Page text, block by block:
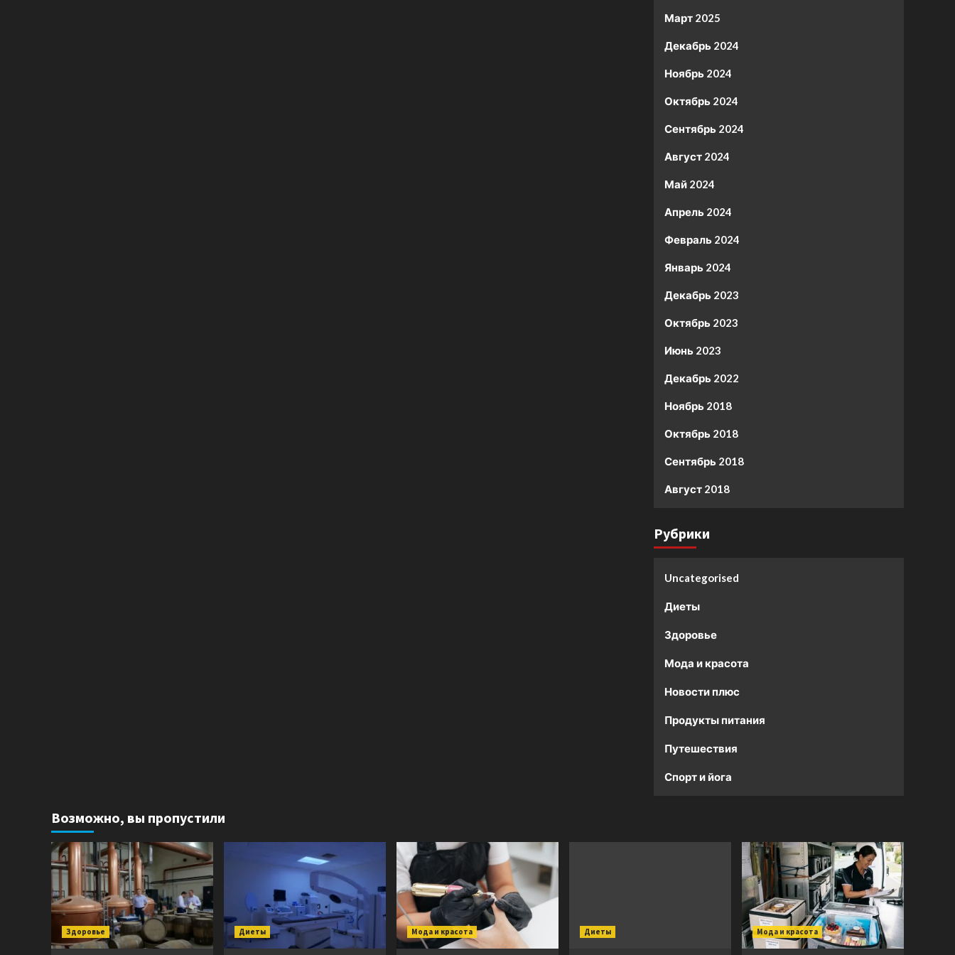
Март 2025
Декабрь 2024
Ноябрь 2024
Октябрь 2024
Сентябрь 2024
Август 2024
Май 2024
Апрель 2024
Февраль 2024
Январь 2024
Декабрь 2023
Октябрь 2023
Июнь 2023
Декабрь 2022
Ноябрь 2018
Октябрь 2018
Сентябрь 2018
Август 2018
Рубрики
Uncategorised
Диеты
Здоровье
Мода и красота
Новости плюс
Продукты питания
Путешествия
Спорт и йога
Возможно, вы пропустили
Здоровье Диеты Мода и красота Диеты Мода и красота